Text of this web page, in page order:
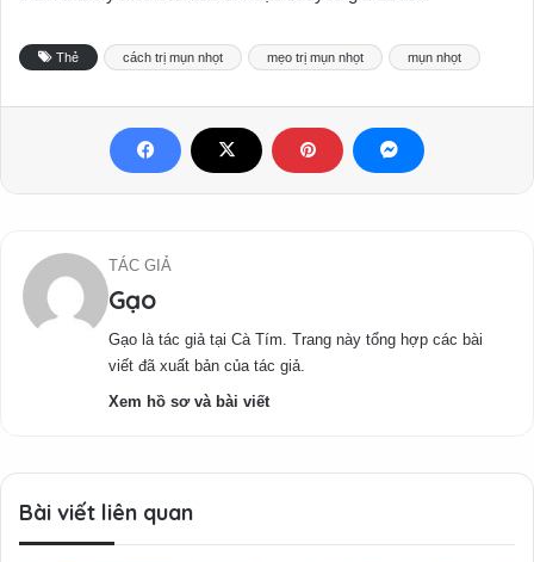
Thẻ cách trị mụn nhọt mẹo trị mụn nhọt mụn nhọt
TÁC GIẢ
Gạo
Gạo là tác giả tại Cà Tím. Trang này tổng hợp các bài
viết đã xuất bản của tác giả.
Xem hồ sơ và bài viết
Bài viết liên quan